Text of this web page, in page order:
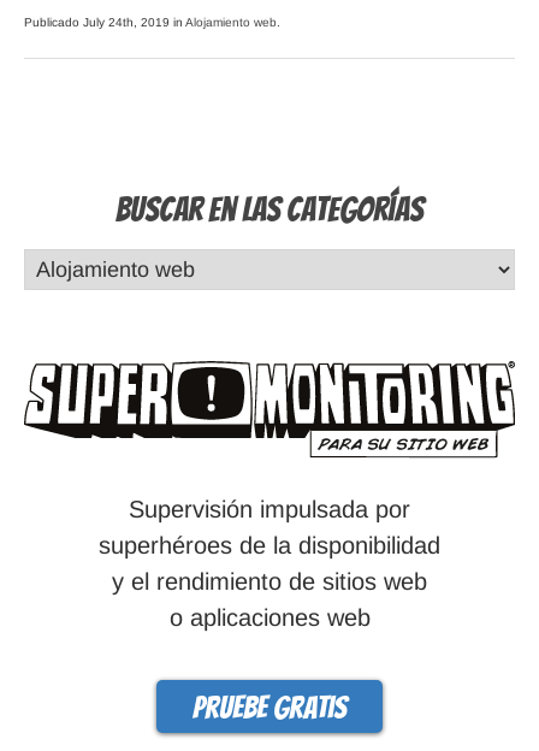
Publicado July 24th, 2019 in Alojamiento web
Buscar en las Categorías
Supervisión impulsada por
superhéroes de la disponibilidad
y el rendimiento de sitios web
o aplicaciones web
Pruebe gratis